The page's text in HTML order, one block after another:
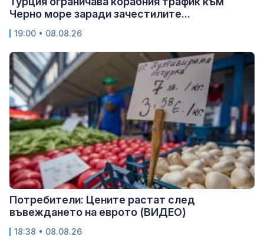
Черно море заради зачестилите...
19:00 • 08.08.26
Потребители: Цените растат след
въвеждането на еврото (ВИДЕО)
18:38 • 08.08.26